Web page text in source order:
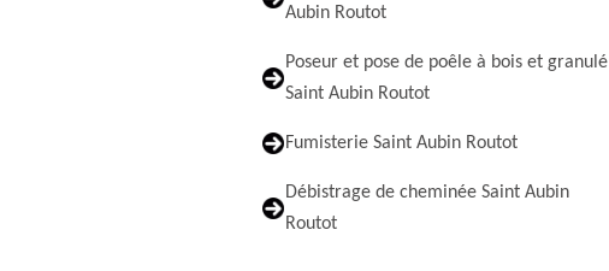
Aubin Routot
Poseur et pose de poêle à bois et granulé
Saint Aubin Routot
Fumisterie Saint Aubin Routot
Débistrage de cheminée Saint Aubin
Routot